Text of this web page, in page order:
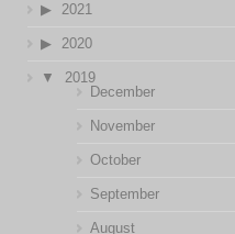
2021
2020
2019
December
November
October
September
August